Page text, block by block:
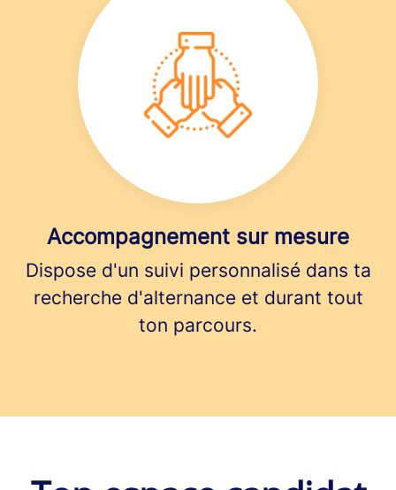
Accompagnement sur mesure
Dispose d'un suivi personnalisé dans ta
recherche d'alternance et durant tout
ton parcours.